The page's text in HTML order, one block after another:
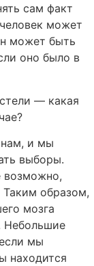
сам факт
может
может быть
оно было в
— какая
и мы
выборы.
возможно,
образом,
мозга
Небольшие
мы
находится